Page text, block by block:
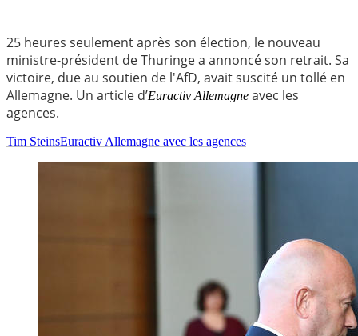
25 heures seulement après son élection, le nouveau
ministre-président de Thuringe a annoncé son retrait. Sa
victoire, due au soutien de l'AfD, avait suscité un tollé en
Allemagne. Un article d’Euractiv Allemagne avec les
agences.
Tim SteinsEuractiv Allemagne avec les agences